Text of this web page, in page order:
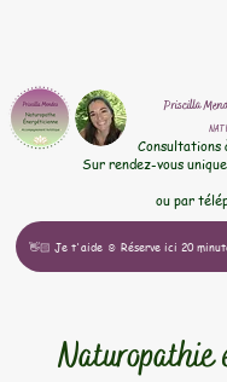
​Priscilla
​Consultations
Sur rendez-vous
ou par
👋🏻 Je t'aide ☺️ Réserve ici 20
Naturopathie